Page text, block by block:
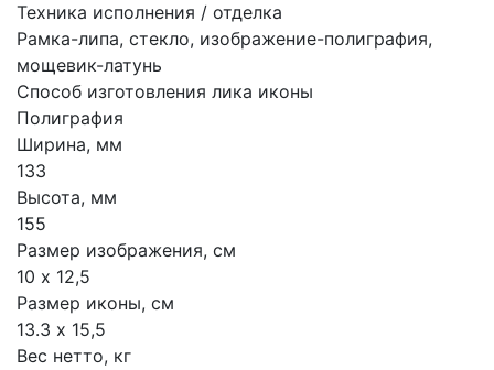
Техника исполнения / отделка
Рамка-липа, стекло, изображение-полиграфия,
мощевик-латунь
Способ изготовления лика иконы
Полиграфия
Ширина, мм
133
Высота, мм
155
Размер изображения, см
10 х 12,5
Размер иконы, см
13.3 х 15,5
Вес нетто, кг